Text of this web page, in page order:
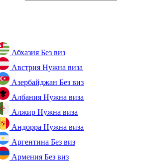
Абхазия Без виз
Австрия Нужна виза
Азербайджан Без виз
Албания Нужна виза
Алжир Нужна виза
Андорра Нужна виза
Аргентина Без виз
Армения Без виз